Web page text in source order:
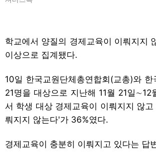
학교에서 양질의 경제교육이 이뤄지지
이상으로 집계됐다.
10일 한국교원단체총연합회(교총)와
21명을 대상으로 지난해 11월 21일
서 학생 대상 경제교육이 이뤄지지 않
뤄지지 않는다'가 36%였다.
경제교육이 충분히 이뤄지고 있다는 답